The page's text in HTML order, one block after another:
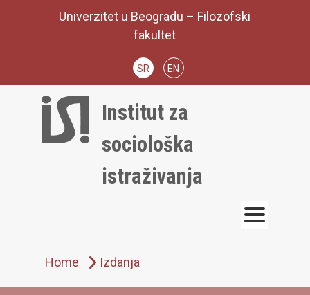
Univerzitet u Beogradu – Filozofski
fakultet
SR EN
Institut za
sociološka
istraživanja
Home Izdanja